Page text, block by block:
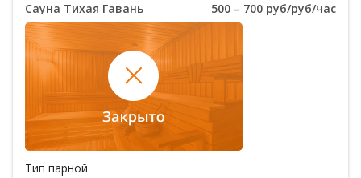
Сауна Тихая Гавань 500 – 700 руб/руб/час
Тип парной